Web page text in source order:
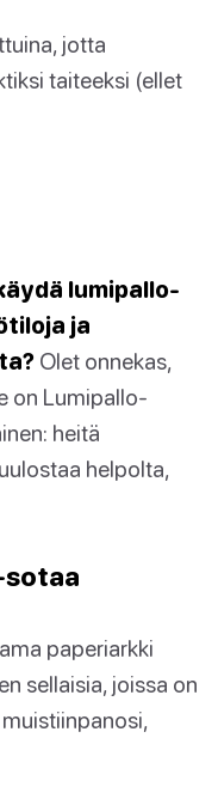
jotta
taiteeksi (ellet
lumipallo-
ja
Olet onnekas,
on Lumipallo-
heitä
helpolta,
sotaa
paperiarkki
sellaisia, joissa on